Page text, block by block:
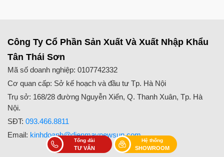
Chất liệu 100% inox cao cấp, bền bỉ
Toàn bộ máy xay giò 0,5kg đều được làm từ chất liệu
inox 201 cứng cáp, bền bỉ. Bạn chỉ cần chú ý vệ sinh cối
sạch sẽ sau mỗi lần sử dụng là máy sẽ luôn sáng bóng
và kéo dài tuổi thọ hơn.
Xem thêm:Tham khảo ngay các dòngmáy làm giò
Công Ty Cổ Phần Sản Xuất Và Xuất Nhập Khẩu
Tân Thái Sơn
Mã số doanh nghiệp: 0107742332
Cơ quan cấp: Sở kế hoạch và đầu tư Tp. Hà Nội
Trụ sở: 168/28 đường Nguyễn Xiển, Q. Thanh Xuân, Tp. Hà
Nội.
SĐT: 093.466.8811
Email: kinhdoanh@dienmaynewsun.com
Tổng đài
TƯ VẤN
Hệ thống
SHOWROOM